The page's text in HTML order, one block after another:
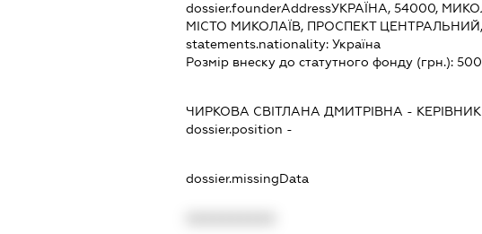
dossier.founderAddressУКРАЇНА, 54000,
МІСТО МИКОЛАЇВ, ПРОСПЕКТ
statements.nationality: Україна
Розмір внеску до статутного фонду (грн.):
ЧИРКОВА СВІТЛАНА ДМИТРІВНА - КЕРІВНИК
dossier.position -
dossier.missingData